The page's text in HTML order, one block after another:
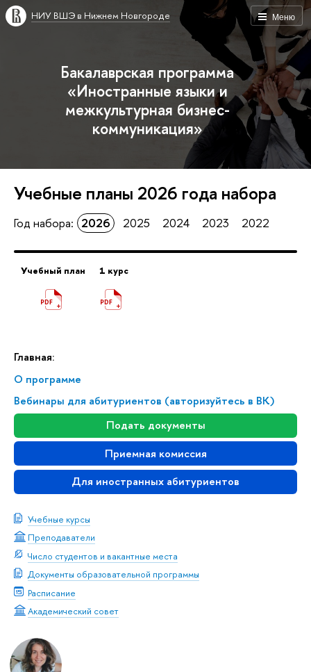
Меню
НИУ ВШЭ в Нижнем Новгороде
Бакалаврская программа
«Иностранные языки и
межкультурная бизнес-
коммуникация»
Главная:
О программе
Вебинары для абитуриентов (авторизуйтесь в ВК)
Подать документы
Приемная комиссия
Для иностранных абитуриентов
Учебные курсы
Преподаватели
Число студентов и вакантные места
Документы образовательной программы
Расписание
Академический совет
Учебные планы 2026 года набора
Год набора: 2026 2025 2024 2023 2022
Учебный план 1 курс